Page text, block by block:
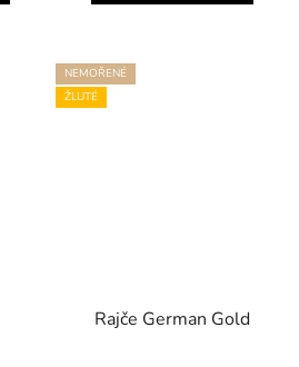
NEMOŘENÉ
ŽLUTÉ
Rajče German Gold